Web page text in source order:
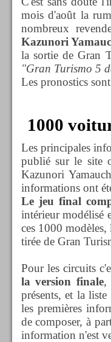
mois d'août la
nombreux
Kazunori
la sortie de Gran
"Gran Turismo 5
Les pronostics
1000
Les principales
publié sur le site
Kazunori
informations ont
Le jeu final
intérieur modélisé
ces 1000 modèles,
tirée de Gran
Pour les circuits
la version finale,
présents, et la
les premières
de composer, à
information n'est